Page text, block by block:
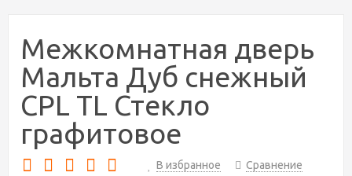
Межкомнатная дверь
Мальта Дуб снежный
CPL TL Стекло
графитовое
В избранное Сравнение